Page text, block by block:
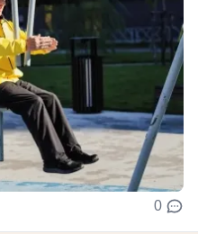
0